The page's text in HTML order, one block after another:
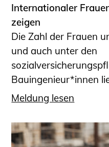
Internationaler
zeigen
Die Zahl der Frauen
und auch unter den
Bauingenieur*innen
Meldung lesen